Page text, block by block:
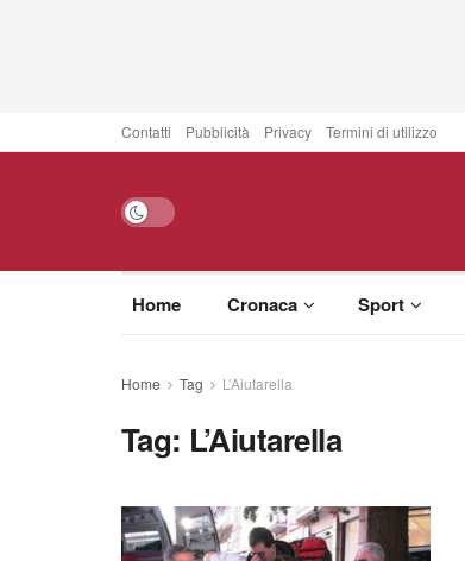
Contatti Pubblicità Privacy Termini di utilizzo
Home Cronaca Sport
Home Tag L’Aiutarella
Tag: L’Aiutarella